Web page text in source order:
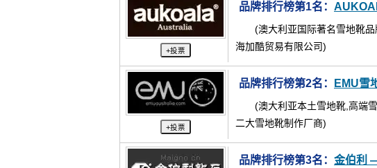
+投票
品牌排行榜第1名：
(澳大利亚国际著名雪地靴
海加酷贸易有限公司)
+投票
品牌排行榜第2名： EMU
(澳大利亚本土雪地靴,高端
二大雪地靴制作厂商)
品牌排行榜第3名： 金伯利